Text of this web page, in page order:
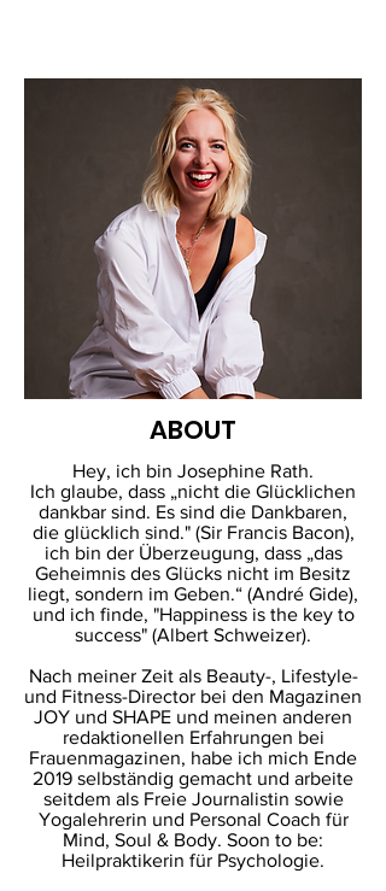
ABOUT
Hey, ich bin Josephine Rath.
Ich glaube, dass „nicht die Glücklichen
dankbar sind. Es sind die Dankbaren,
die glücklich sind." (Sir Francis Bacon),
ich bin der Überzeugung, dass „das
Geheimnis des Glücks nicht im Besitz
liegt, sondern im Geben.“ (André Gide),
und ich finde, "Happiness is the key to
success" (Albert Schweizer).
Nach meiner Zeit als Beauty-, Lifestyle-
und Fitness-Director bei den Magazinen
JOY und SHAPE und meinen anderen
redaktionellen Erfahrungen bei
Frauenmagazinen, habe ich mich Ende
2019 selbständig gemacht und arbeite
seitdem als Freie Journalistin sowie
Yogalehrerin und Personal Coach für
Mind, Soul & Body. Soon to be:
Heilpraktikerin für Psychologie.